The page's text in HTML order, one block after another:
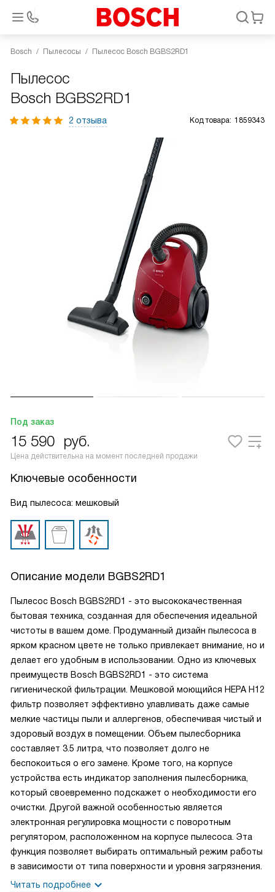
Bosch Пылесосы Пылесос Bosch BGBS2RD1
Пылесос
Bosch BGBS2RD1
2 отзыва Код товара: 1859343
Под заказ
15 590 руб.
Цена действительна на момент последней продажи
Ключевые особенности
Вид пылесоса: мешковый
Описание модели BGBS2RD1
Пылесос Bosch BGBS2RD1 - это высококачественная
бытовая техника, созданная для обеспечения идеальной
чистоты в вашем доме. Продуманный дизайн пылесоса в
ярком красном цвете не только привлекает внимание, но и
делает его удобным в использовании. Одно из ключевых
преимуществ Bosch BGBS2RD1 - это система
гигиенической фильтрации. Мешковой моющийся HEPA H12
фильтр позволяет эффективно улавливать даже самые
мелкие частицы пыли и аллергенов, обеспечивая чистый и
здоровый воздух в помещении. Объем пылесборника
составляет 3.5 литра, что позволяет долго не
беспокоиться о его замене. Кроме того, на корпусе
устройства есть индикатор заполнения пылесборника,
который своевременно подскажет о необходимости его
очистки. Другой важной особенностью является
электронная регулировка мощности с поворотным
регулятором, расположенном на корпусе пылесоса. Эта
функция позволяет выбирать оптимальный режим работы
в зависимости от типа поверхности и уровня загрязнения.
Читать подробнее